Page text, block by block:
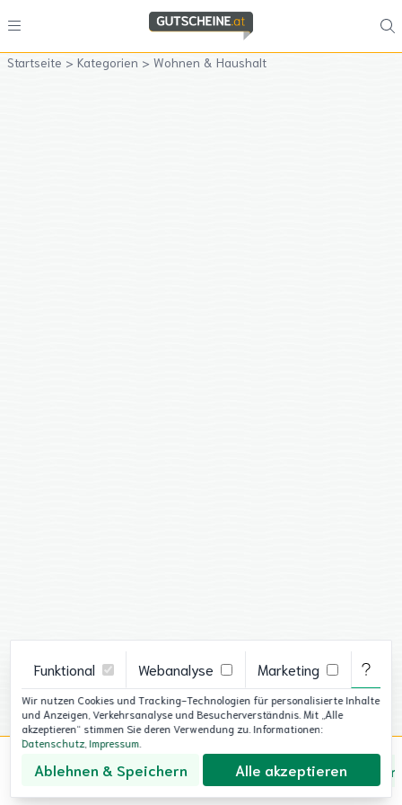
Startseite > Kategorien > Wohnen & Haushalt
Über uns Datenschutz Impressum Cookie-
Funktional Webanalyse Marketing
Wir nutzen Cookies und Tracking-Technologien für personalisierte Inhalte
und Anzeigen, Verkehrsanalyse und Besucherverständnis. Mit „Alle
akzeptieren“ stimmen Sie deren Verwendung zu. Informationen:
Datenschutz, Impressum
Ablehnen & Speichern Alle akzeptieren